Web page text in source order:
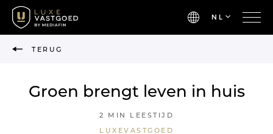
NL
TERUG
Groen brengt leven in huis
2 MIN LEESTIJD
LUXEVASTGOED